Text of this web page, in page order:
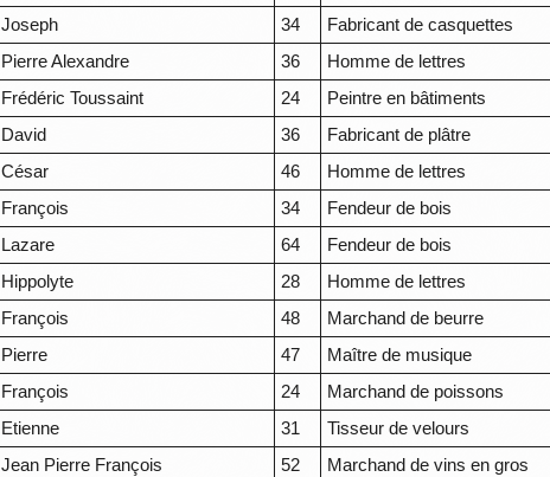
Joseph 34 Fabricant de casquettes
Pierre Alexandre 36 Homme de lettres
Frédéric Toussaint 24 Peintre en bâtiments
David 36 Fabricant de plâtre
César 46 Homme de lettres
François 34 Fendeur de bois
Lazare 64 Fendeur de bois
Hippolyte 28 Homme de lettres
François 48 Marchand de beurre
Pierre 47 Maître de musique
François 24 Marchand de poissons
Etienne 31 Tisseur de velours
Jean Pierre François 52 Marchand de vins en gros